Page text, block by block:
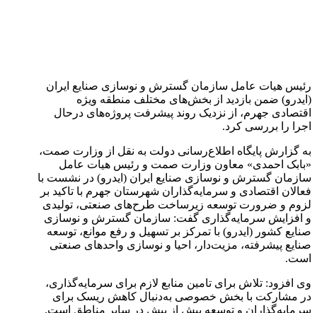
رئیس هیات عامل سازمان گسترش و نوسازی صنایع ایران
(ایدرو) ضمن بازدید از بخش‌های مختلف منطقه ویژه
اقتصادی جهرم، از نزدیک روند پیشرفت پروژه‌های درحال
اجرا را بررسی کرد.
به گزارش پایگاه اطلاع‌رسانی دولت به نقل از وزارت صمت،
«بابک احمدی» معاون وزارت صمت و رئیس هیات عامل
سازمان گسترش و نوسازی صنایع ایران (ایدرو) در نشست با
فعالان اقتصادی و سرمایه‌گذاران شهرستان جهرم با تاکید بر
لزوم و ضرورت توسعه زیرساخت طرح‌های صنعتی، تولیدی
و افزایش سرمایه‌گذاری گفت: سازمان گسترش و نوسازی
صنایع کشور (ایدرو) با تمرکز بر تسهیل و رفع موانع، توسعه
صنایع پیشرفته، مزیت‌دار، احیا و نوسازی واحد‌های صنعتی
است.
وی افزود: تلاش برای تامین منابع لازم برای سرمایه‌گذاری،
در مشارکت با بخش خصوصی به‌دنبال کاهش ریسک برای
سرمایه‌گذاران و توسعه بیش از پیش در سایر مناطق است.